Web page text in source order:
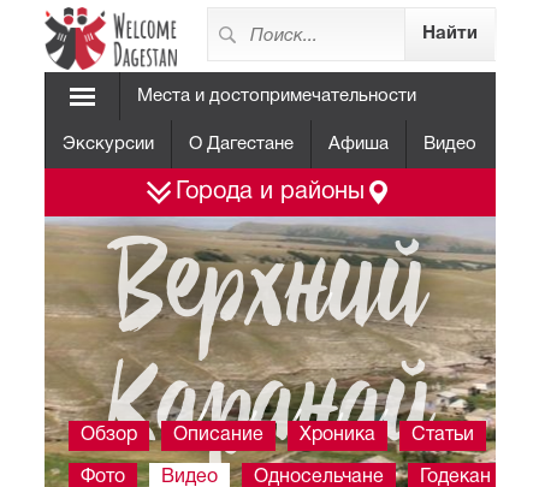
Места и достопримечательности
Экскурсии О Дагестане Афиша Видео
Города и районы
Верхний
Каранай
Обзор Описание Хроника Статьи
Фото Видео Односельчане Годекан